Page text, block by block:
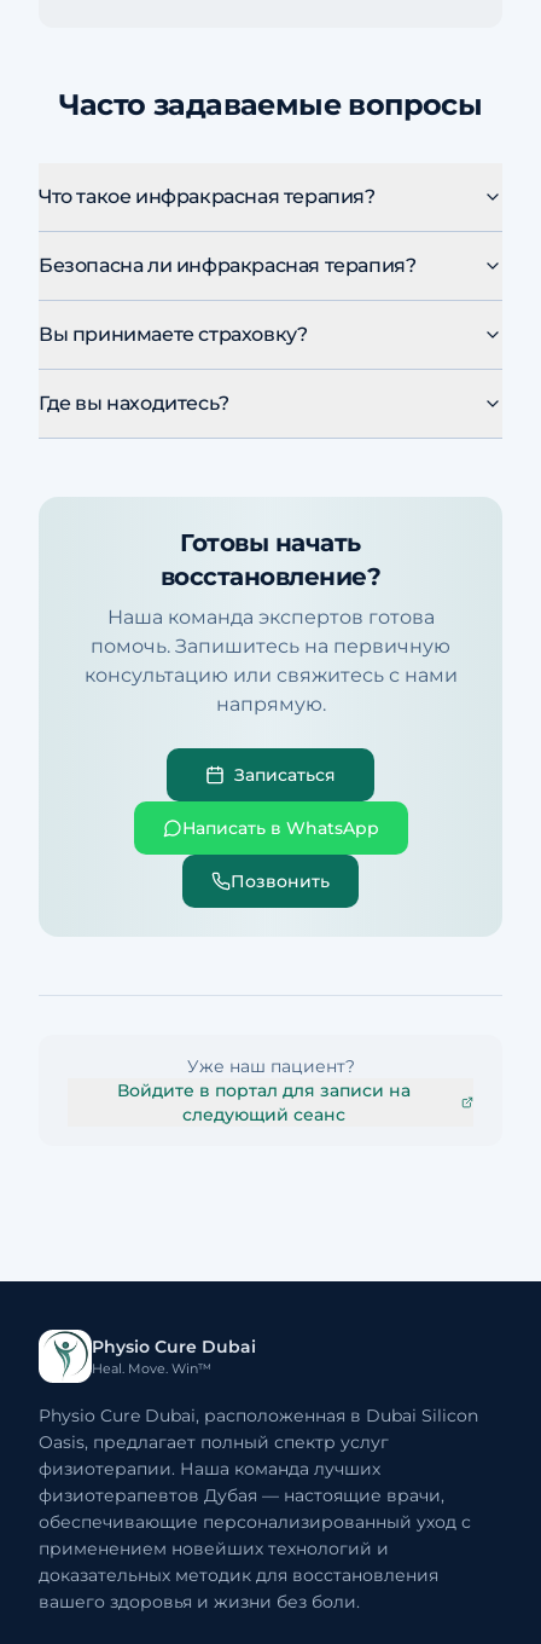
Часто задаваемые вопросы
Что такое инфракрасная терапия?
Безопасна ли инфракрасная терапия?
Вы принимаете страховку?
Где вы находитесь?
Готовы начать
восстановление?
Наша команда экспертов готова
помочь. Запишитесь на первичную
консультацию или свяжитесь с нами
напрямую.
Записаться
Написать в WhatsApp
Позвонить
Уже наш пациент?
Войдите в портал для записи на
следующий сеанс
Physio Cure Dubai
Heal. Move. Win™
Physio Cure Dubai, расположенная в Dubai Silicon
Oasis, предлагает полный спектр услуг
физиотерапии. Наша команда лучших
физиотерапевтов Дубая — настоящие врачи,
обеспечивающие персонализированный уход с
применением новейших технологий и
доказательных методик для восстановления
вашего здоровья и жизни без боли.